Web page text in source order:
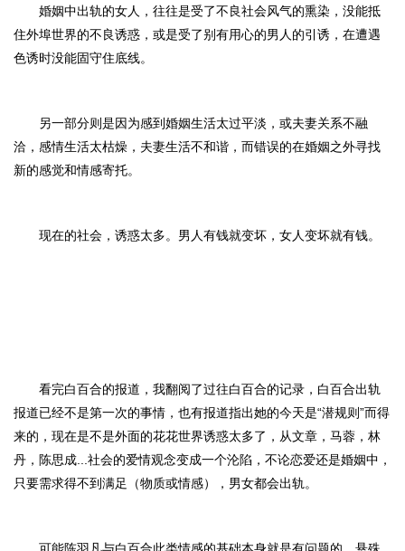
婚姻中出轨的女人，往往是受了不良社会风气的熏染，没能抵
住外埠世界的不良诱惑，或是受了别有用心的男人的引诱，在遭遇
色诱时没能固守住底线。
另一部分则是因为感到婚姻生活太过平淡，或夫妻关系不融
洽，感情生活太枯燥，夫妻生活不和谐，而错误的在婚姻之外寻找
新的感觉和情感寄托。
现在的社会，诱惑太多。 男人有钱就变坏，女人变坏就有钱。
看完白百合的报道，我翻阅了过往白百合的记录，白百合出轨
报道已经不是第一次的事情，也有报道指出她的今天是“潜规则”而得
来的，现在是不是外面的花花世界诱惑太多了 ， 从文章，马蓉，林
丹，陈思成 ...社会的爱情观念变成一个沦陷， 不论恋爱还是婚姻中，
只要需求得不到满足（物质或情感），男女都会出轨 。